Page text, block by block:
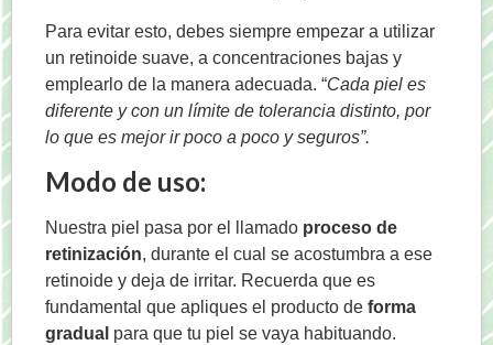
Para evitar esto, debes siempre empezar a utilizar
un retinoide suave, a concentraciones bajas y
emplearlo de la manera adecuada. “Cada piel es
diferente y con un límite de tolerancia distinto, por
lo que es mejor ir poco a poco y seguros”.
Modo de uso:
Nuestra piel pasa por el llamado proceso de
retinización, durante el cual se acostumbra a ese
retinoide y deja de irritar. Recuerda que es
fundamental que apliques el producto de forma
gradual para que tu piel se vaya habituando.